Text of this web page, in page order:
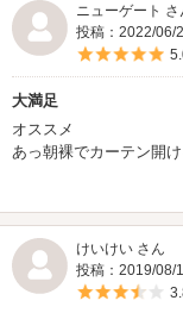
ニューゲート さ
投稿：2022/06/
5
大満足
オススメ
あっ朝裸でカーテン開
けいけい さん
投稿：2019/08/
5